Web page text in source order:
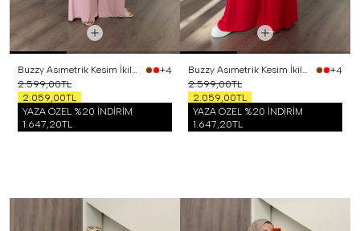
Buzzy Asımetrik Kesim İkili Takım Pembe
+4
2.599,00TL
2.059,00TL
YAZA ÖZEL %20 İNDİRİM
1.647,20TL
Buzzy Asımetrik Kesim İkili Takım Kırmızı
+4
2.599,00TL
2.059,00TL
YAZA ÖZEL %20 İNDİRİM
1.647,20TL